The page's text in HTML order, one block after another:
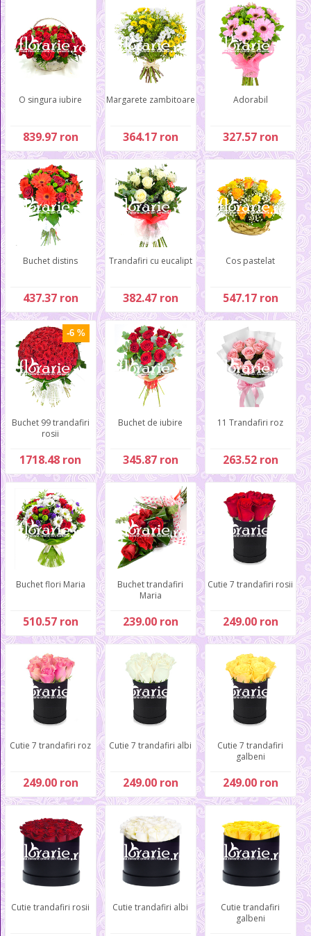
O singura iubire
839.97 ron
Margarete zambitoare
364.17 ron
Adorabil
327.57 ron
Buchet distins
437.37 ron
Trandafiri cu eucalipt
382.47 ron
Cos pastelat
547.17 ron
-6 %
Buchet 99 trandafiri
rosii
1718.48 ron
Buchet de iubire
345.87 ron
11 Trandafiri roz
263.52 ron
Buchet flori Maria
510.57 ron
Buchet trandafiri
Maria
239.00 ron
Cutie 7 trandafiri rosii
249.00 ron
Cutie 7 trandafiri roz
249.00 ron
Cutie 7 trandafiri albi
249.00 ron
Cutie 7 trandafiri
galbeni
249.00 ron
Cutie trandafiri rosii Cutie trandafiri albi
Cutie trandafiri
galbeni